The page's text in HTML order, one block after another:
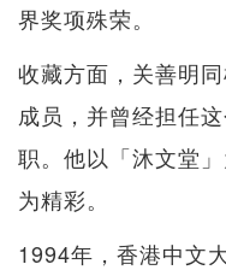
界奖项殊荣。
收藏方面，关善明
成员，并曾经担任
职。他以「沐文堂
为精彩。
1994年，香港中文